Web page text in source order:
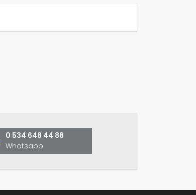
0 534 648 44 88
Whatsapp